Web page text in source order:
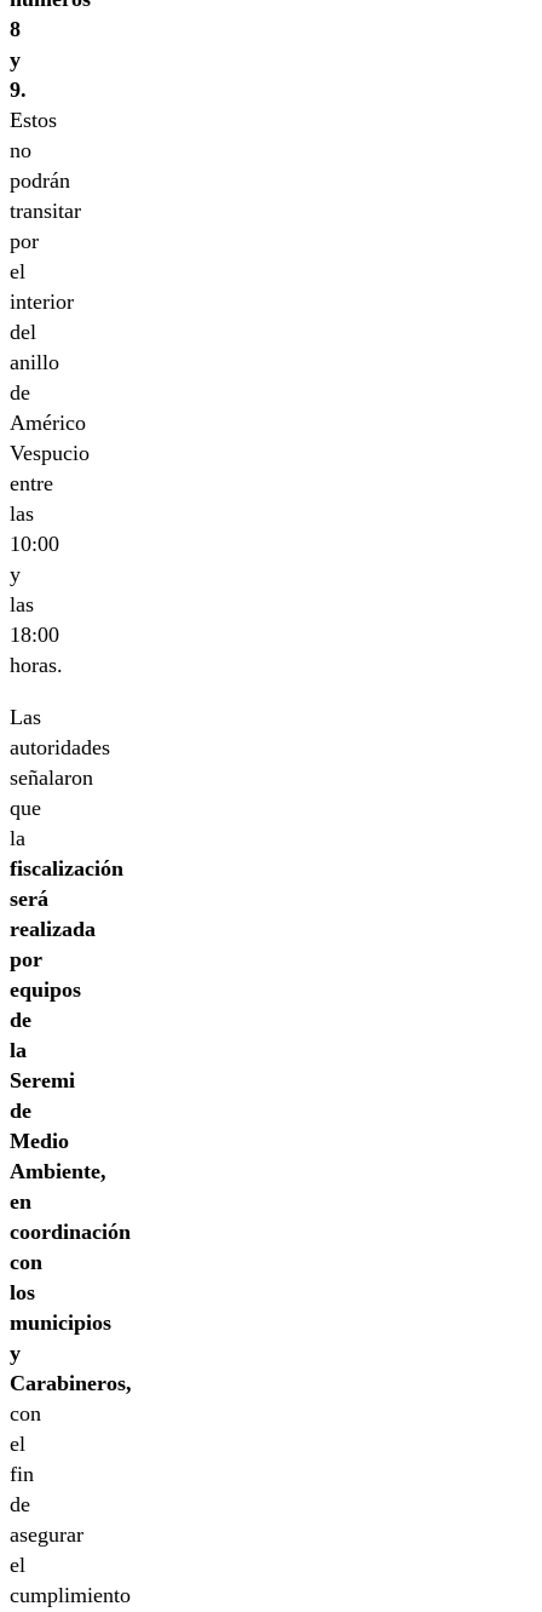
8
y
9.
Estos
no
podrán
transitar
por
el
interior
del
anillo
de
Américo
Vespucio
entre
las
10:00
y
las
18:00
horas.
Las
autoridades
señalaron
que
la
fiscalización
será
realizada
por
equipos
de
la
Seremi
de
Medio
Ambiente,
en
coordinación
con
los
municipios
y
Carabineros,
con
el
fin
de
asegurar
el
cumplimiento